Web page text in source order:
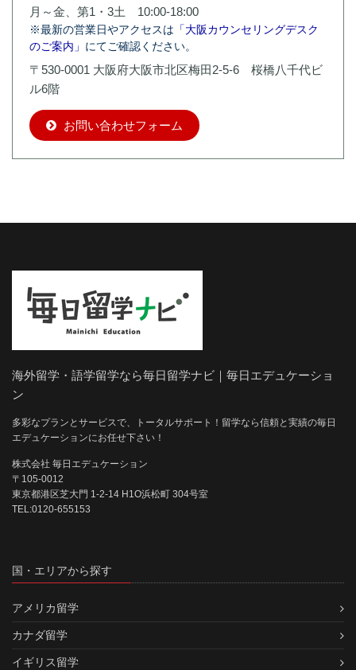
月～金、第1・3土 10:00-18:00
※最新の営業日やアクセスは 「大阪カウンセリングデスク
のご案内」 にてご確認ください。
〒530-0001 大阪府大阪市北区梅田2-5-6 桜橋八千代ビ
ル6階
お問い合わせフォーム
海外留学・語学留学なら毎日留学ナビ｜毎日エデュケーショ
ン
多彩なプランとサービスで、トータルサポート！留学なら信頼と実績の毎日
エデュケーションにお任せ下さい！
株式会社 毎日エデュケーション
〒105-0012
東京都港区芝大門 1-2-14 H1O浜松町 304号室
TEL:0120-655153
国・エリアから探す
アメリカ留学
カナダ留学
イギリス留学